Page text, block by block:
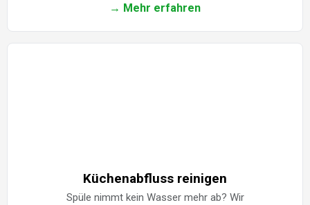
→ Mehr erfahren
Küchenabfluss reinigen
Spüle nimmt kein Wasser mehr ab? Wir